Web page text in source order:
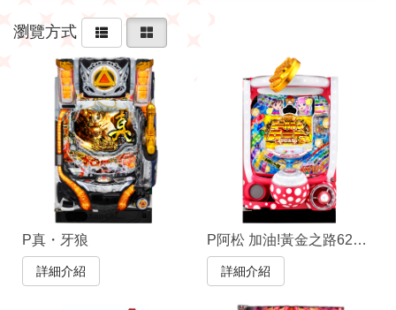
瀏覽方式
P真・牙狼
詳細介紹
P阿松 加油!黃金之路625VER.
詳細介紹